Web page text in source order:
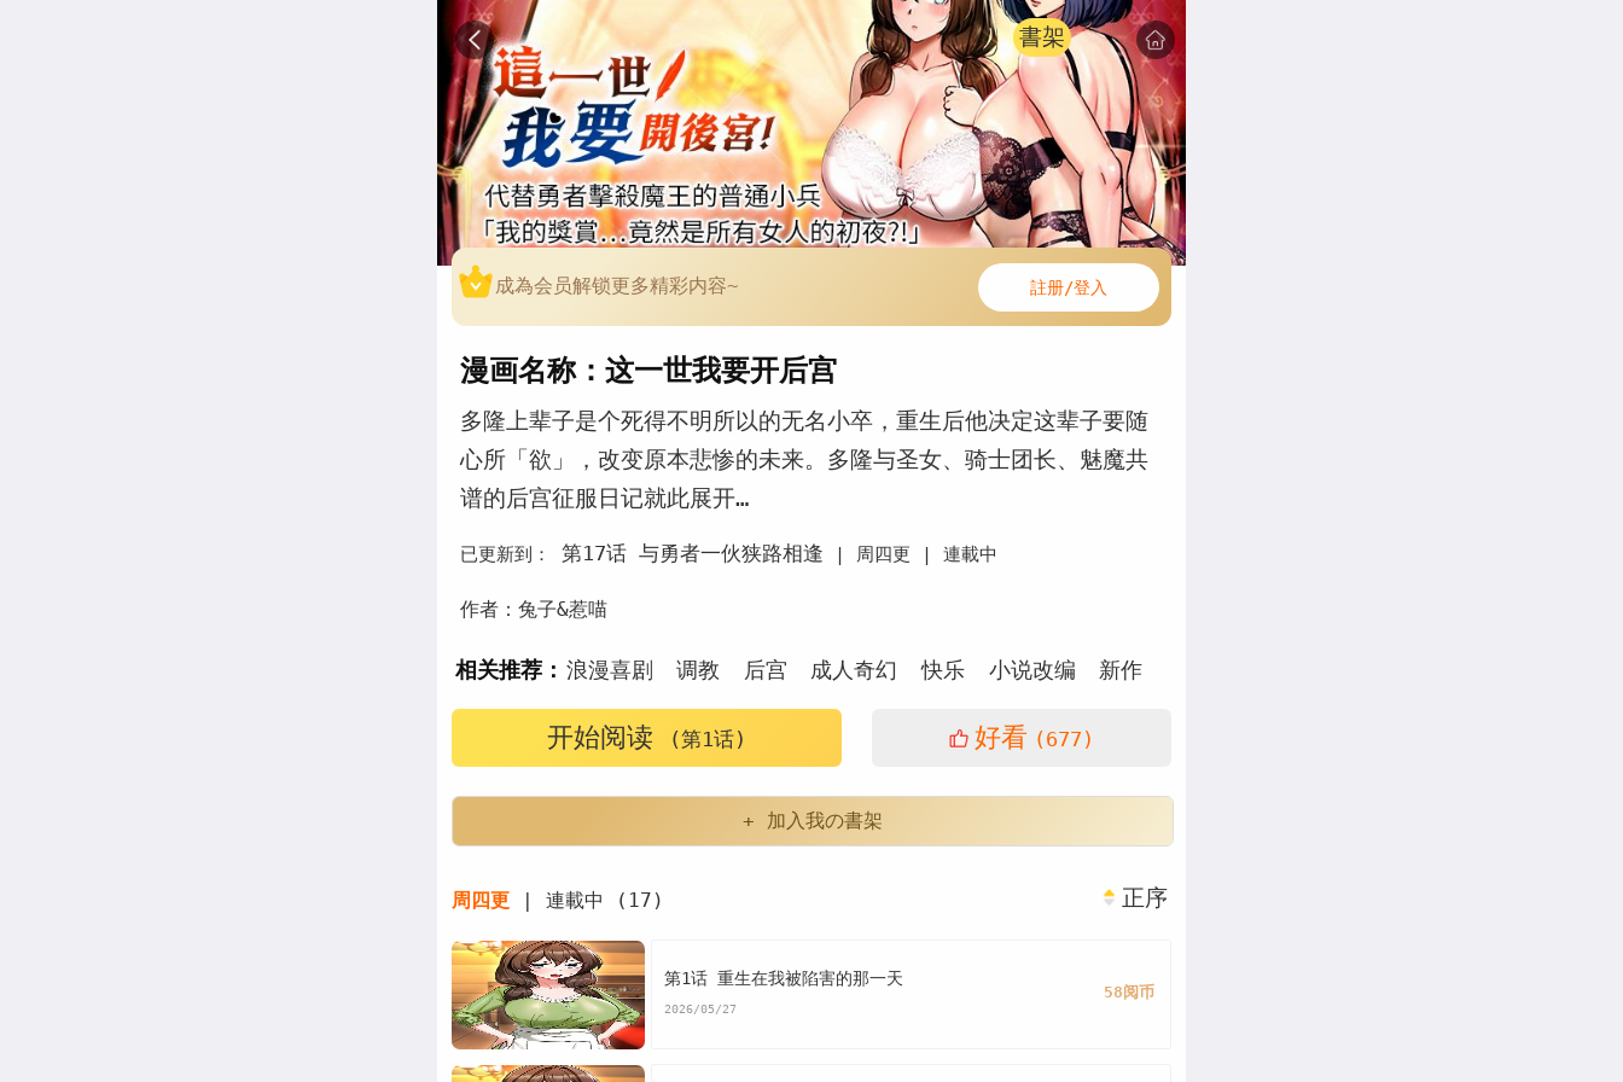
書架
成為会员解锁更多精彩内容~ 註册/登入
漫画名称：这一世我要开后宫
多隆上辈子是个死得不明所以的无名小卒，重生后他决定这辈子要随
心所「欲」，改变原本悲惨的未来。多隆与圣女、骑士团长、魅魔共
谱的后宫征服日记就此展开…
已更新到： 第17话 与勇者一伙狭路相逢 | 周四更 | 連載中
作者：兔子&惹喵
相关推荐： 浪漫喜剧 调教 后宫 成人奇幻 快乐 小说改编 新作
开始阅读 (第1话) 好看 (677)
+ 加入我の書架
周四更 | 連載中 (17) 正序
第1话 重生在我被陷害的那一天
2026/05/27
58阅币